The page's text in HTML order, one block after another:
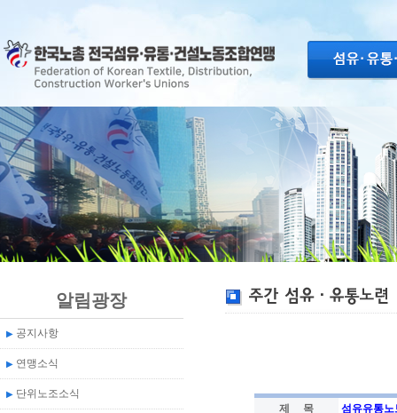
알림광장
▶ 공지사항
▶ 연맹소식
▶ 단위노조소식
제 목
섬유유통노